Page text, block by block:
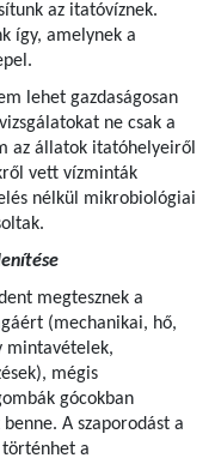
az itatóvíznek.
így, amelynek a
lehet gazdaságosan
ne csak a
az állatok itatóhelyeiről
vett vízminták
nélkül mikrobiológiai
megtesznek a
(mechanikai, hő,
mintavételek,
mégis
gócokban
A szaporodást a
történhet a